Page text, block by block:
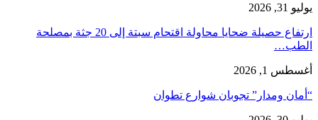
يوليو 31, 2026
ارتفاع حصيلة ضحايا محاولة اقتحام سبتة إلى 20 جثة بمصلحة
الطب…
أغسطس 1, 2026
“أمان ومدار” تجوبان شوارع تطوان